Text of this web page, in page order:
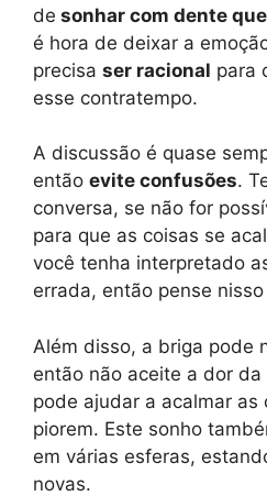
de sonhar com dente
é hora de deixar a
precisa ser racional para
esse contratempo.
A discussão é quase
então evite confusões.
conversa, se não for
para que as coisas se
você tenha interpretado
errada, então pense
Além disso, a briga pode
então não aceite a dor
pode ajudar a acalmar as
piorem. Este sonho
em várias esferas,
novas.